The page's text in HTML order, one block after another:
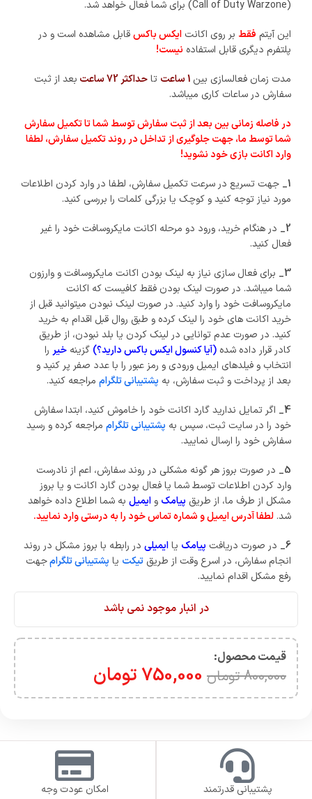
(Call of Duty Warzone) برای شما فعال خواهد شد.
این آیتم فقط بر روی اکانت ایکس باکسقابل مشاهده است و در
پلتفرم دیگری قابل استفاده نیست!
مدت زمان فعالسازی بین
تاحداکثر 72 ساعت
بعد از ثبت
سفارش در ساعات کاری میباشد.
در فاصله زمانی بین بعد از ثبت سفارش توسط شما تا تکمیل سفارش
شما توسط ما، جهت جلوگیری از تداخل در روند تکمیل سفارش، لطفا
وارد اکانت بازی خود نشوید!
1_ جهت تسریع در سرعت تکمیل سفارش، لطفا در وارد کردن اطلاعات
مورد نیاز توجه کنید و کوچک یا بزرگی کلمات را بررسی کنید.
2_
در هنگام خرید، ورود دو مرحله اکانت مایکروسافت خود را غیر
فعال کنید.
3_
برای فعال سازی نیاز به لینک بودن اکانت مایکروسافت و وارزون
شما میباشد. در صورت لینک بودن فقط کافیست که اکانت
مایکروسافت خود را وارد کنید. در صورت لینک نبودن میتوانید قبل از
خرید اکانت های خود را لینک کرده و طبق روال قبل اقدام به خرید
کنید. در صورت عدم توانایی در لینک کردن یا بلد نبودن، از طریق
کادر قرار داده شده (آیا کنسول ایکس باکس دارید؟) گزینه خیر را
انتخاب و فیلدهای ایمیل ورودی و رمز عبور را با عدد صفر پر کنید و
بعد از پرداخت و ثبت سفارش، به پشتیبانی تلگرام مراجعه کنید.
4_
اگر تمایل ندارید گارد اکانت خود را خاموش کنید، ابتدا سفارش
خود را در سایت ثبت، سپس به پشتیبانی تلگرام مراجعه کرده و رسید
سفارش خود را ارسال نمایید.
5_
در صورت بروز هر گونه مشکلی در روند سفارش، اعم از نادرست
وارد کردن اطلاعات توسط شما یا فعال بودن گارد اکانت و یا بروز
مشکل از طرف ما، از طریق پیامک و ایمیل به شما اطلاع داده خواهد
شد. لطفا آدرس ایمیل و شماره تماس خود را به درستی وارد نمایید.
6_
در صورت دریافت پیامک یاایمیلی در رابطه با بروز مشکل در روند
انجام سفارش، در اسرع وقت از طریق تیکت یا پشتیبانی تلگرامجهت
رفع مشکل اقدام نمایید.
در انبار موجود نمی باشد
قیمت محصول:​
800,000 تومان 750,000تومان
پشتیبانی قدرتمند امکان عودت وجه